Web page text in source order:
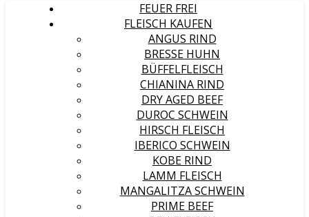
FEUER FREI
FLEISCH KAUFEN
ANGUS RIND
BRESSE HUHN
BÜFFELFLEISCH
CHIANINA RIND
DRY AGED BEEF
DUROC SCHWEIN
HIRSCH FLEISCH
IBERICO SCHWEIN
KOBE RIND
LAMM FLEISCH
MANGALITZA SCHWEIN
PRIME BEEF